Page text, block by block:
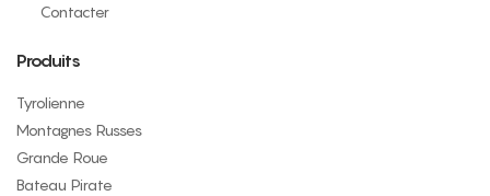
Contacter
Produits
Tyrolienne
Montagnes Russes
Grande Roue
Bateau Pirate